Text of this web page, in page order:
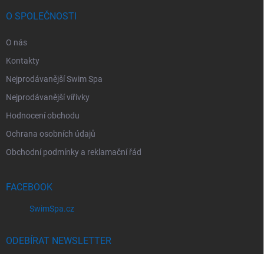
O SPOLEČNOSTI
O nás
Kontakty
Nejprodávanější Swim Spa
Nejprodávanější vířivky
Hodnocení obchodu
Ochrana osobních údajů
Obchodní podmínky a reklamační řád
FACEBOOK
SwimSpa.cz
ODEBÍRAT NEWSLETTER